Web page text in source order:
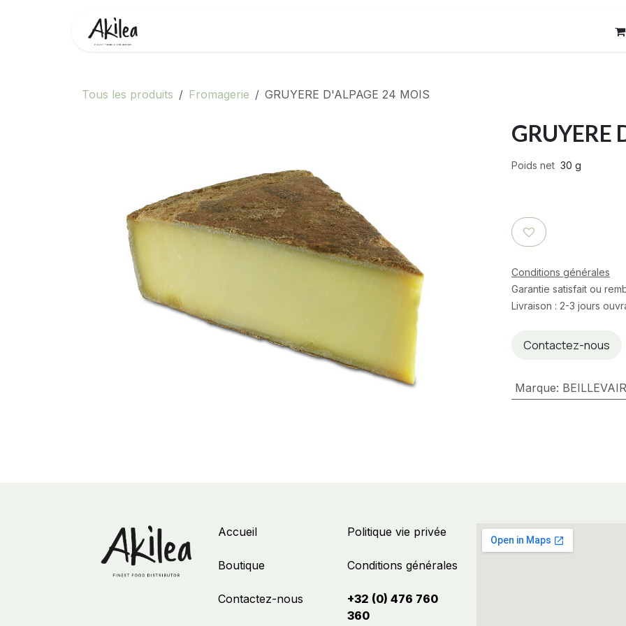
Tous les produits Fromagerie GRUYERE D'ALPAGE 24 MOIS
GRUYERE
Poids net 30 g
Conditions générales
Garantie satisfait ou
Livraison : 2-3 jours
Contactez-nous
Marque:
Politique vie privée
Conditions générales
+32 (0) 476 760
360
Accueil
Boutique
Contactez-nous